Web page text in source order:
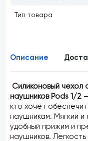
Тип товара
Описание
Силиконовый чехол
наушников Pods 1/2
кто хочет
наушникам. Мягкий
удобный прижим и
наушников.